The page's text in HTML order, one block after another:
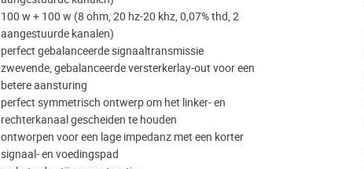
100 w + 100 w (8 ohm, 20 hz-20 khz, 0,07% thd, 2
aangestuurde kanalen)
perfect gebalanceerde signaaltransmissie
zwevende, gebalanceerde versterkerlay-out voor een
betere aansturing
perfect symmetrisch ontwerp om het linker- en
rechterkanaal gescheiden te houden
ontworpen voor een lage impedanz met een korter
signaal- en voedingspad